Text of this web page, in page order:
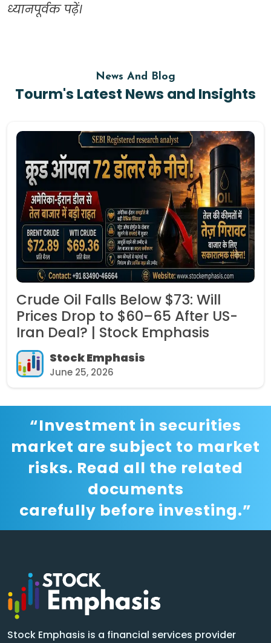
ध्यानपूर्वक पढ़ें।
News And Blog
Tourm's Latest News and Insights
Crude Oil Falls Below $73: Will
Prices Drop to $60–65 After US-
Iran Deal? | Stock Emphasis
Stock Emphasis
June 25, 2026
“Investment in securities
market are subject to market
risks. Read all the related
documents
carefully before investing.”
Stock Emphasis is a financial services provider